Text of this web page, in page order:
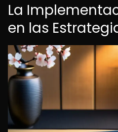
La
en las